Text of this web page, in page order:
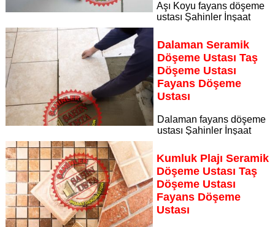
Aşı Koyu fayans döşeme
ustası Şahinler İnşaat
Dekorasyon, zeminlerinizi sanat eseri gibi işleyen uzman
kadrosuyla Aşı Koyu bölgesine özel hizmet sunuyor
Sayfaya Git
Dalaman Seramik
Döşeme Ustası Taş
Döşeme Ustası
Fayans Döşeme
Ustası
Dalaman fayans döşeme
ustası Şahinler İnşaat
Dekorasyon, zeminlerinizi sanat eseri gibi işleyen uzman
kadrosuyla Dalaman bölgesine özel hizmet sunuyor
Sayfaya Git
Kumluk Plajı Seramik
Döşeme Ustası Taş
Döşeme Ustası
Fayans Döşeme
Ustası